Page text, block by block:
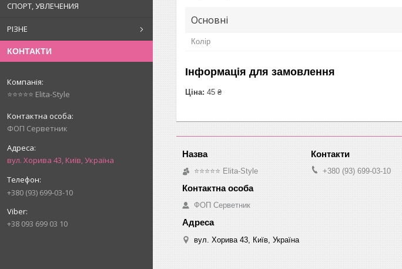
СПОРТ, УВЛЕЧЕНИЯ
РІЗНЕ
КОНТАКТИ
⭐⭐⭐⭐⭐ Elita-Style
ФОП Серветник
вул. Хорива 43, Київ, Україна
+380 (93) 699-03-10
+38 093 699 03 10
Основні
Колір
Інформація для замовлення
Ціна: 45 ₴
⭐⭐⭐⭐⭐ Elita-Style
ФОП Серветник
вул. Хорива 43, Київ, Україна
+380 (93) 699-03-10